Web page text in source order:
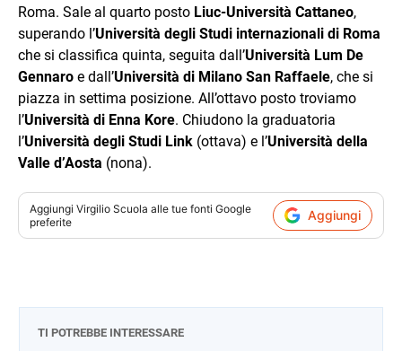
Roma. Sale al quarto posto Liuc-Università Cattaneo,
superando l’Università degli Studi internazionali di Roma
che si classifica quinta, seguita dall’Università Lum De
Gennaro e dall’Università di Milano San Raffaele, che si
piazza in settima posizione. All’ottavo posto troviamo
l’Università di Enna Kore. Chiudono la graduatoria
l’Università degli Studi Link (ottava) e l’Università della
Valle d’Aosta (nona).
Aggiungi Virgilio Scuola alle tue fonti Google
preferite
Aggiungi
TI POTREBBE INTERESSARE